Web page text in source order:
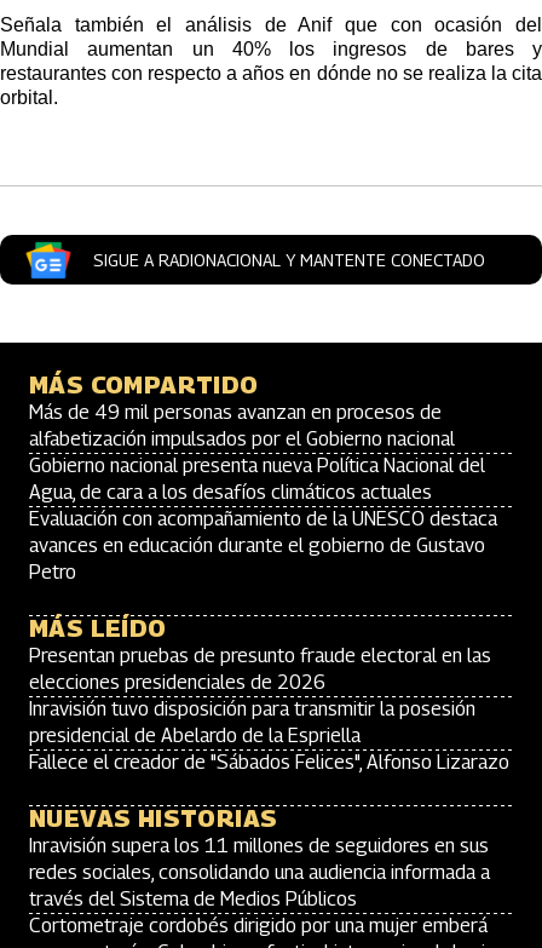
Señala también el análisis de Anif que con ocasión del
Mundial aumentan un 40% los ingresos de bares y
restaurantes con respecto a años en dónde no se realiza la cita
orbital.
SIGUE A RADIONACIONAL Y MANTENTE CONECTADO
MÁS COMPARTIDO
Más de 49 mil personas avanzan en procesos de
alfabetización impulsados por el Gobierno nacional
Gobierno nacional presenta nueva Política Nacional del
Agua, de cara a los desafíos climáticos actuales
Evaluación con acompañamiento de la UNESCO destaca
avances en educación durante el gobierno de Gustavo
Petro
MÁS LEÍDO
Presentan pruebas de presunto fraude electoral en las
elecciones presidenciales de 2026
Inravisión tuvo disposición para transmitir la posesión
presidencial de Abelardo de la Espriella
Fallece el creador de "Sábados Felices", Alfonso Lizarazo
NUEVAS HISTORIAS
Inravisión supera los 11 millones de seguidores en sus
redes sociales, consolidando una audiencia informada a
través del Sistema de Medios Públicos
Cortometraje cordobés dirigido por una mujer emberá